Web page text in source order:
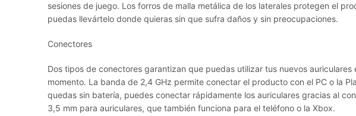
sesiones de juego. Los forros de malla metálica de los laterales protegen el
puedas llevártelo donde quieras sin que sufra daños y sin preocupaciones.
Conectores
Dos tipos de conectores garantizan que puedas utilizar tus nuevos auriculares
momento. La banda de 2,4 GHz permite conectar el producto con el PC o la
quedas sin batería, puedes conectar rápidamente los auriculares gracias al
3,5 mm para auriculares, que también funciona para el teléfono o la Xbox.